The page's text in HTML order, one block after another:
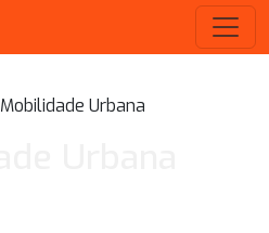
Mobilidade Urbana